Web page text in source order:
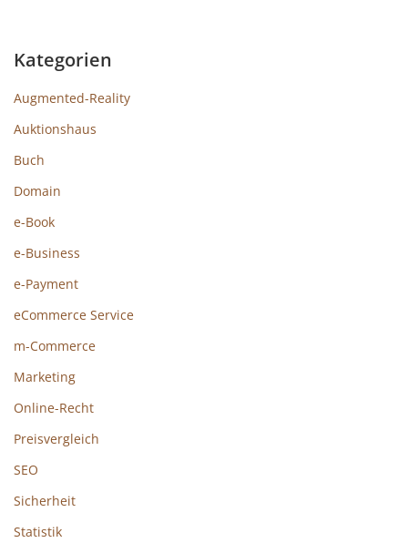
Kategorien
Augmented-Reality
Auktionshaus
Buch
Domain
e-Book
e-Business
e-Payment
eCommerce Service
m-Commerce
Marketing
Online-Recht
Preisvergleich
SEO
Sicherheit
Statistik